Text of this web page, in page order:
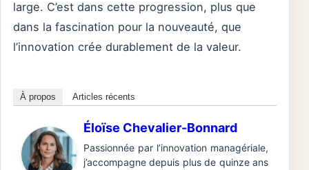
large. C’est dans cette progression, plus que
dans la fascination pour la nouveauté, que
l’innovation crée durablement de la valeur.
À propos Articles récents
Éloïse Chevalier-Bonnard
Passionnée par l’innovation managériale,
j’accompagne depuis plus de quinze ans